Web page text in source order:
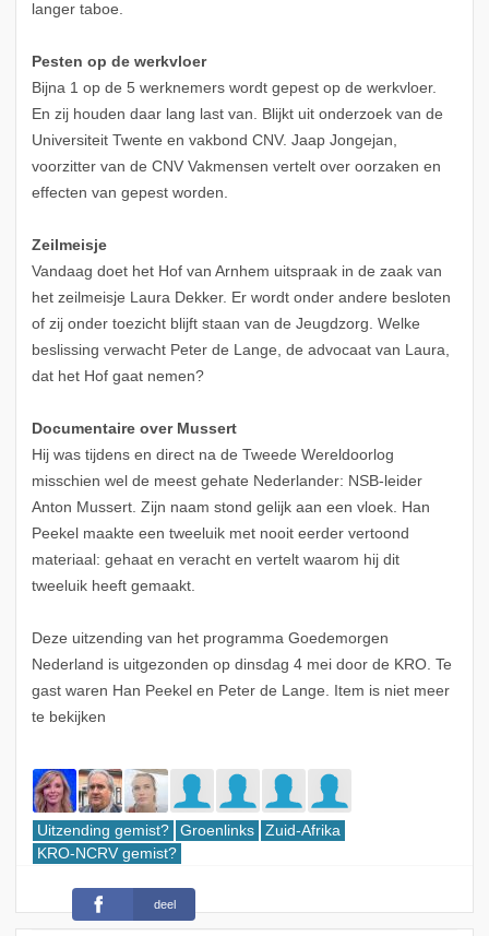
langer taboe.
Pesten op de werkvloer
Bijna 1 op de 5 werknemers wordt gepest op de werkvloer.
En zij houden daar lang last van. Blijkt uit onderzoek van de
Universiteit Twente en vakbond CNV. Jaap Jongejan,
voorzitter van de CNV Vakmensen vertelt over oorzaken en
effecten van gepest worden.
Zeilmeisje
Vandaag doet het Hof van Arnhem uitspraak in de zaak van
het zeilmeisje Laura Dekker. Er wordt onder andere besloten
of zij onder toezicht blijft staan van de Jeugdzorg. Welke
beslissing verwacht Peter de Lange, de advocaat van Laura,
dat het Hof gaat nemen?
Documentaire over Mussert
Hij was tijdens en direct na de Tweede Wereldoorlog
misschien wel de meest gehate Nederlander: NSB-leider
Anton Mussert. Zijn naam stond gelijk aan een vloek. Han
Peekel maakte een tweeluik met nooit eerder vertoond
materiaal: gehaat en veracht en vertelt waarom hij dit
tweeluik heeft gemaakt.
Deze uitzending van het programma Goedemorgen
Nederland is uitgezonden op dinsdag 4 mei door de KRO. Te
gast waren Han Peekel en Peter de Lange. Item is niet meer
te bekijken
Uitzending gemist? Groenlinks
Zuid-Afrika
KRO-NCRV gemist?
deel